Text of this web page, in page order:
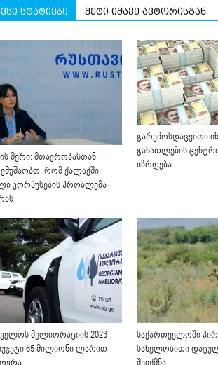
სტატიები მეტი იმავე ავტორისგან
მერი: მთავრობასთან
რომ ქალაქში
კორპუსების პრობლემა
გარემოსდაცვითი
განათლების
იზრდება
მელიორაციის 2023
65 მილიონი ლარით
საქართველოში
სახელობითი